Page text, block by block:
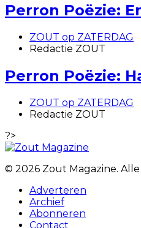
Perron Poëzie:
ZOUT op ZATERDAG
Redactie ZOUT
Perron Poëzie:
ZOUT op ZATERDAG
Redactie ZOUT
?>
© 2026 Zout Magazine.
Adverteren
Archief
Abonneren
Contact